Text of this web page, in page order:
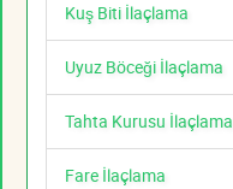
Kuş Biti İlaçlama
Uyuz Böceği İlaçlama
Tahta Kurusu İlaçlama
Fare İlaçlama